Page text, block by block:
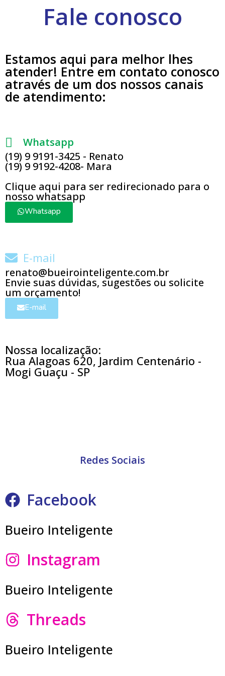
Fale conosco
Estamos aqui para melhor lhes
atender! Entre em contato conosco
através de um dos nossos canais
de atendimento:
Whatsapp
(19) 9 9191-3425 - Renato
(19) 9 9192-4208- Mara
Clique aqui para ser redirecionado para o
nosso whatsapp
Whatsapp
E-mail
renato@bueirointeligente.com.br
Envie suas dúvidas, sugestões ou solicite
um orçamento!
E-mail
Nossa localização:
Rua Alagoas 620, Jardim Centenário -
Mogi Guaçu - SP
Redes Sociais
Facebook
Bueiro Inteligente
Instagram
Bueiro Inteligente
Threads
Bueiro Inteligente